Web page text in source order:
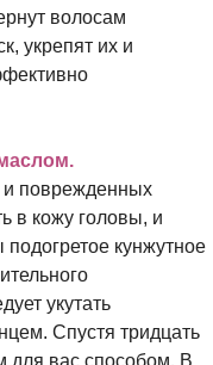
волосам
укрепят их и
и поврежденных
в кожу головы, и
кунжутное
укутать
Спустя тридцать
вас способом. В